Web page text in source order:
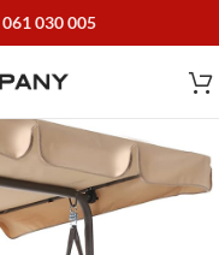
061 030 005